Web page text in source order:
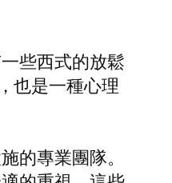
些西式的放鬆
也是一種心理
的專業團隊。